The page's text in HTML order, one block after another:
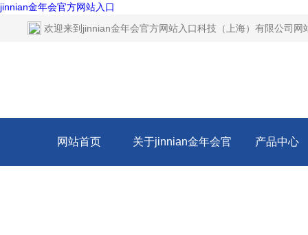
jinnian金年会官方网站入口
欢迎来到 jinnian金年会官方网站入口科技（上海）有限公司网
网站首页 关于jinnian金年会官 产品中心